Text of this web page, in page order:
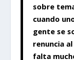
sobre
cuando
gente se
renuncia
falta